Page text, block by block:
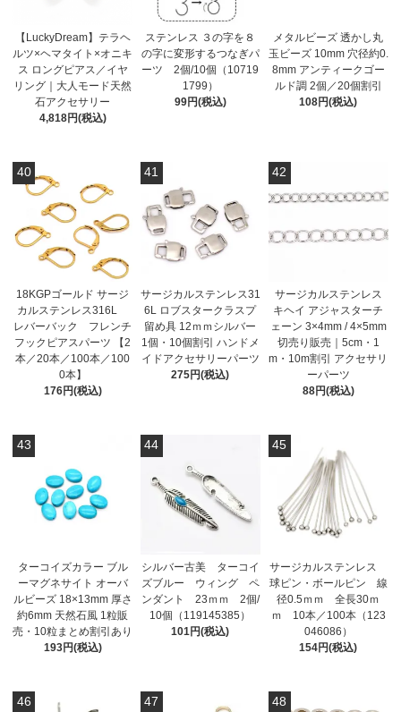
【LuckyDream】テラヘ
ルツ×ヘマタイト×オニキ
ス ロングピアス／イヤ
リング｜大人モード天然
石アクセサリー
4,818円(税込)
ステンレス ３の字を８
の字に変形するつなぎパ
ーツ 2個/10個（10719
1799）
99円(税込)
メタルビーズ 透かし丸
玉ビーズ 10mm 穴径約0.
8mm アンティークゴー
ルド調 2個／20個割引
108円(税込)
40
18KGPゴールド サージ
カルステンレス316L
レバーバック フレンチ
フックピアスパーツ 【2
本／20本／100本／100
0本】
176円(税込)
41
サージカルステンレス31
6L ロブスタークラスプ
留め具 12ｍｍシルバー
1個・10個割引 ハンドメ
イドアクセサリーパーツ
275円(税込)
42
サージカルステンレス
キヘイ アジャスターチ
ェーン 3×4mm / 4×5mm
切売り販売｜5cm・1
m・10m割引 アクセサリ
ーパーツ
88円(税込)
43
ターコイズカラー ブル
ーマグネサイト オーバ
ルビーズ 18×13mm 厚さ
約6mm 天然石風 1粒販
売・10粒まとめ割引あり
193円(税込)
44
シルバー古美 ターコイ
ズブルー ウィング ペ
ンダント 23ｍｍ 2個/
10個（119145385）
101円(税込)
45
サージカルステンレス
球ピン・ボールピン 線
径0.5ｍｍ 全長30ｍ
ｍ 10本／100本（123
046086）
154円(税込)
46 47 48